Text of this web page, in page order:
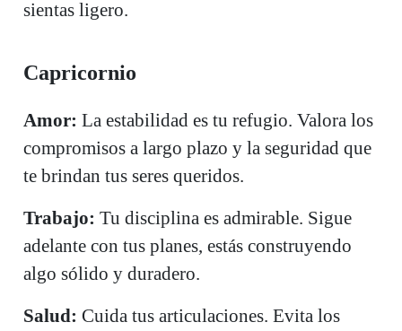
sientas ligero.
Capricornio
Amor: La estabilidad es tu refugio. Valora los
compromisos a largo plazo y la seguridad que
te brindan tus seres queridos.
Trabajo: Tu disciplina es admirable. Sigue
adelante con tus planes, estás construyendo
algo sólido y duradero.
Salud: Cuida tus articulaciones. Evita los